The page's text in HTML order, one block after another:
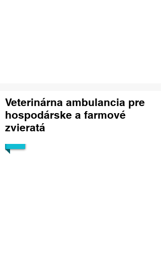
Veterinárna ambulancia pre
hospodárske a farmové
zvieratá